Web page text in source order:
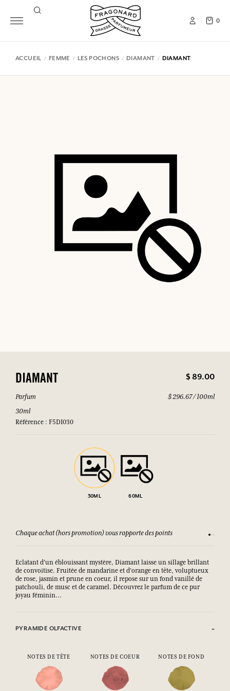
0
ACCUEIL FEMME LES POCHONS DIAMANT DIAMANT
DIAMANT $ 89.00
Parfum
30ml
Référence : F5DI030
$ 296.67 / 100ml
30ML 60ML
Chaque achat (hors promotion) vous rapporte des points
Eclatant d'un éblouissant mystère, Diamant laisse un sillage brillant
de convoitise. Fruitée de mandarine et d'orange en tête, voluptueux
de rose, jasmin et prune en coeur, il repose sur un fond vanillé de
patchouli, de musc et de caramel. Découvrez le parfum de ce pur
joyau féminin...
PYRAMIDE OLFACTIVE
NOTES DE TÊTE NOTES DE COEUR NOTES DE FOND